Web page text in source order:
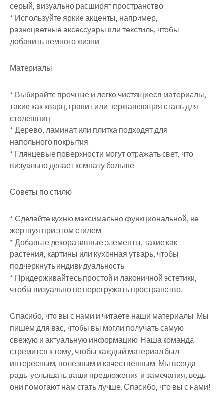
серый, визуально расширят пространство.
* Используйте яркие акценты, например,
разноцветные аксессуары или текстиль, чтобы
добавить немного жизни.
Материалы
* Выбирайте прочные и легко чистящиеся материалы,
такие как кварц, гранит или нержавеющая сталь для
столешниц.
* Дерево, ламинат или плитка подходят для
напольного покрытия.
* Глянцевые поверхности могут отражать свет, что
визуально делает комнату больше.
Советы по стилю
* Сделайте кухню максимально функциональной, не
жертвуя при этом стилем.
* Добавьте декоративные элементы, такие как
растения, картины или кухонная утварь, чтобы
подчеркнуть индивидуальность.
* Придерживайтесь простой и лаконичной эстетики,
чтобы визуально не перегружать пространство.
Спасибо, что вы с нами и читаете наши материалы. Мы
пишем для вас, чтобы вы могли получать самую
свежую и актуальную информацию. Наша команда
стремится к тому, чтобы каждый материал был
интересным, полезным и качественным. Мы всегда
рады услышать ваши предложения и замечания, ведь
они помогают нам стать лучше. Спасибо, что вы с нами!